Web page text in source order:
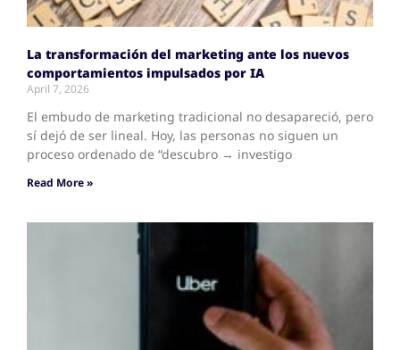
La transformación del marketing ante los nuevos
comportamientos impulsados por IA
April 7, 2026
El embudo de marketing tradicional no desapareció, pero
sí dejó de ser lineal. Hoy, las personas no siguen un
proceso ordenado de “descubro → investigo
Read More »